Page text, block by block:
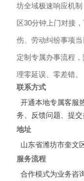
坊全域极速响应机
区30分钟上门对接
伤、劳动纠纷事项
定制专属办事流程
理零延误、零差错。
联系方式
开通本地专属客服
务、反馈问题、提交
地址
山东省潍坊市奎文
服务流程
合作模式为业务